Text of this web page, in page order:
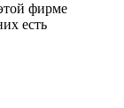
фирме
есть